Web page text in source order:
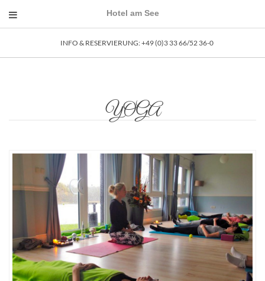
Hotel am See
INFO & RESERVIERUNG: ­+49 (0)3 33 66/52 36-0
YOGA